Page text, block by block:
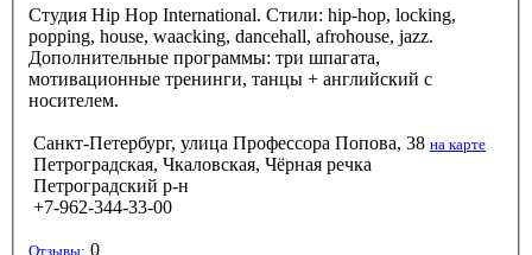
Студия Hip Hop International. Стили: hip-hop, locking,
popping, house, waacking, dancehall, afrohouse, jazz.
Дополнительные программы: три шпагата,
мотивационные тренинги, танцы + английский с
носителем.
Санкт-Петербург, улица Профессора Попова, 38 на карте
Петроградская, Чкаловская, Чёрная речка
Петроградский р-н
+7-962-344-33-00
Отзывы: 0